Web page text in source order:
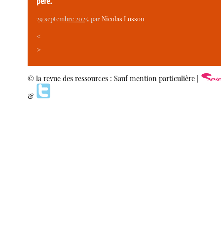
29 septembre 2025, parNicolas Losson
<
>
© la revue des ressources : Sauf mention particulière |
&